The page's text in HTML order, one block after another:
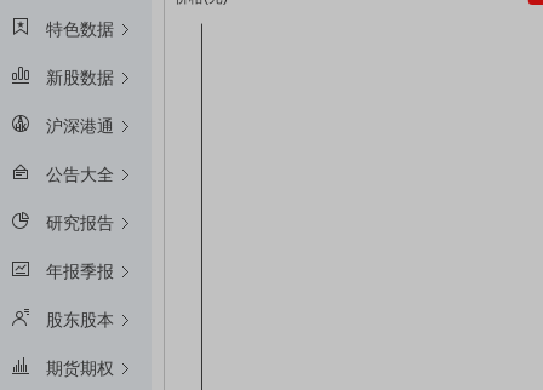
特色数据
新股数据
沪深港通
公告大全
研究报告
年报季报
股东股本
期货期权